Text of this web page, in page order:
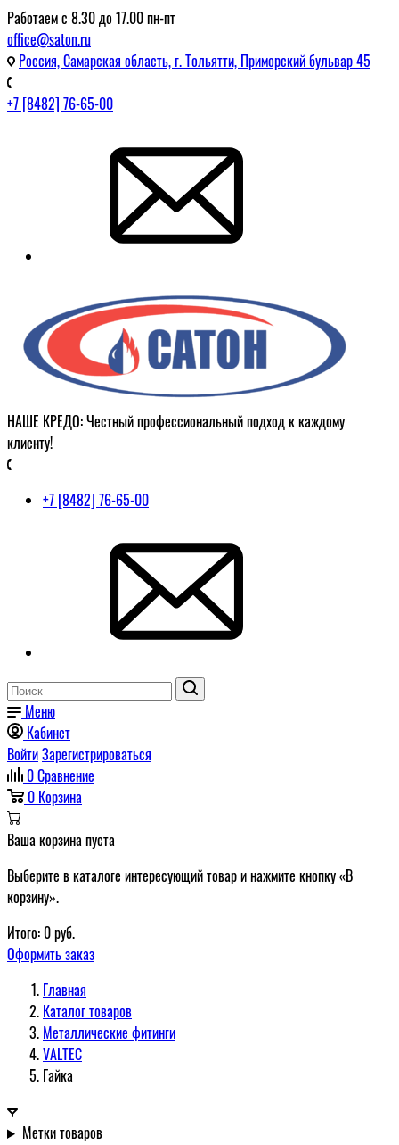
Работаем с 8.30 до 17.00 пн-пт
office@saton.ru
Россия, Самарская область, г. Тольятти, Приморский бульвар 45
+7 [8482] 76-65-00
НАШЕ КРЕДО: Честный профессиональный подход к каждому
клиенту!
+7 [8482] 76-65-00
Меню
Кабинет
ВойтиЗарегистрироваться
0Сравнение
0 Корзина
Ваша корзина пуста
Выберите в каталоге интересующий товар и нажмите кнопку «В
корзину».
Итого: 0руб.
Оформить заказ
Главная
Каталог товаров
Металлические фитинги
VALTEC
Гайка
Метки товаров